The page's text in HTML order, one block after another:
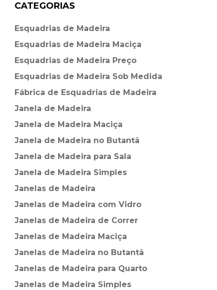
CATEGORIAS
Esquadrias de Madeira⁠
Esquadrias de Madeira Maciça
Esquadrias de Madeira Preço
Esquadrias de Madeira Sob Medida
Fábrica de Esquadrias de Madeira
Janela de Madeira
Janela de Madeira Maciça
Janela de Madeira no Butantã
Janela de Madeira para Sala
Janela de Madeira Simples
Janelas de Madeira
Janelas de Madeira com Vidro
Janelas de Madeira de Correr
Janelas de Madeira Maciça
Janelas de Madeira no Butantã
Janelas de Madeira para Quarto
Janelas de Madeira Simples